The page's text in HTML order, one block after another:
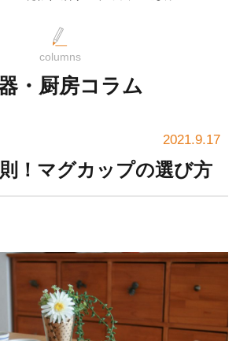
columns
・厨房コラム
2021.9.17
！マグカップの選び方